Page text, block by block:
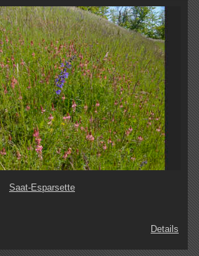
Saat-Esparsette
Details